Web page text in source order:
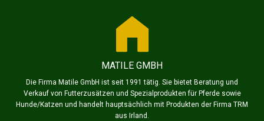
MATILE GMBH
Die Firma Matile GmbH ist seit 1991 tätig. Sie bietet Beratung und
Verkauf von Futterzusätzen und Spezialprodukten für Pferde sowie
Hunde/Katzen und handelt hauptsächlich mit Produkten der Firma TRM
aus Irland.